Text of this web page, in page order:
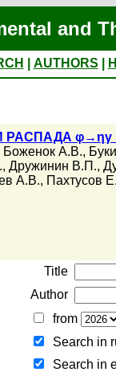
and
AUTHORS
РАСПАДА
Боженок А.В.,
, Дружинин В.П.,
А.В., Пахтусов
Title
Author
from
Search in
Search in